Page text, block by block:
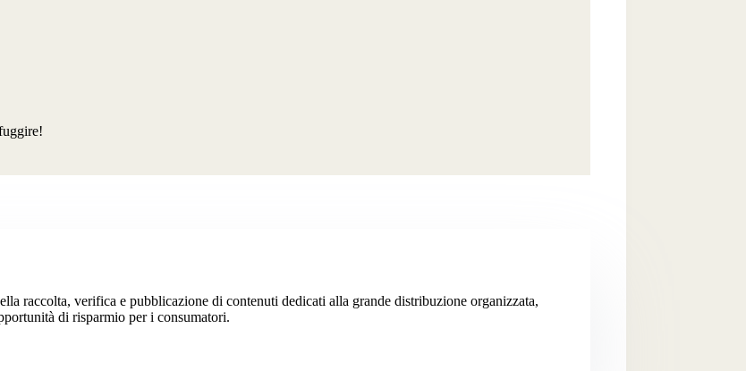
raccolta, verifica e pubblicazione di contenuti dedicati alla grande distribuzione organizzata,
di risparmio per i consumatori.